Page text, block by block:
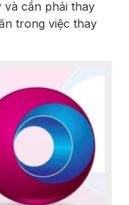
cần phải thay
trong việc thay